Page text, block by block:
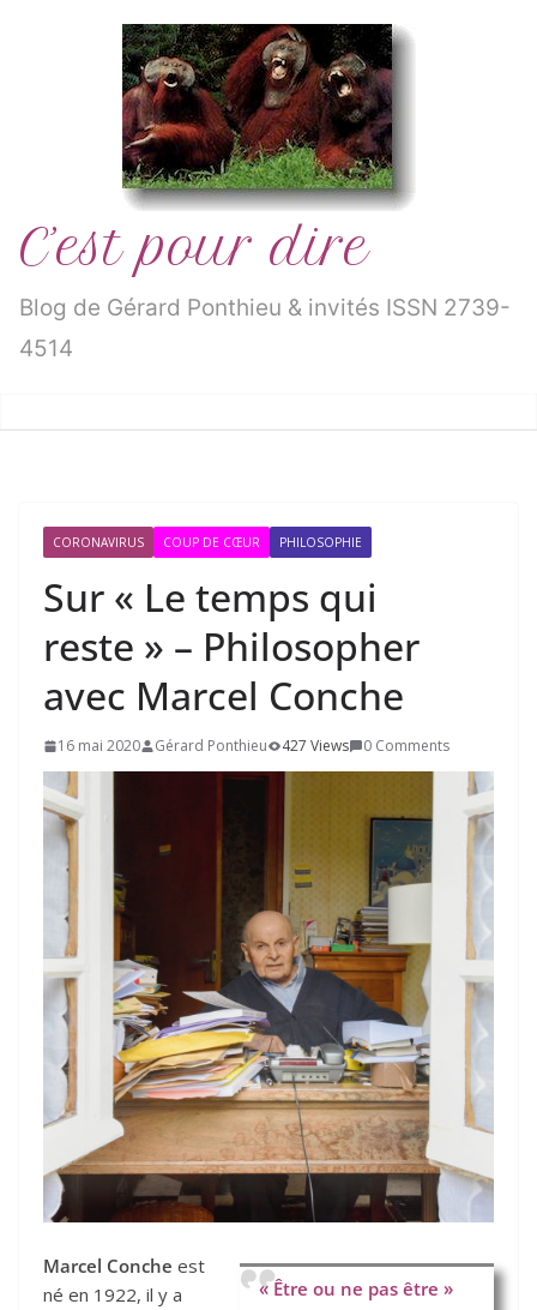
C’est pour dire
Blog de Gérard Ponthieu & invités ISSN 2739-
4514
CORONAVIRUS COUP DE CŒUR PHILOSOPHIE
Sur « Le temps qui
reste » – Philosopher
avec Marcel Conche
16 mai 2020 Gérard Ponthieu 427 Views 0 Comments
« Être ou ne pas être »
Marcel Conche est
né en 1922, il y a